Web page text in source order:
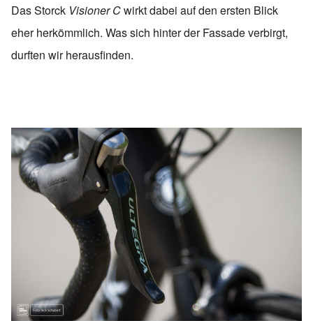
Das Storck Visioner Cwirkt dabei auf den ersten Blick
eher herkömmlich. Was sich hinter der Fassade verbirgt,
durften wir herausfinden.